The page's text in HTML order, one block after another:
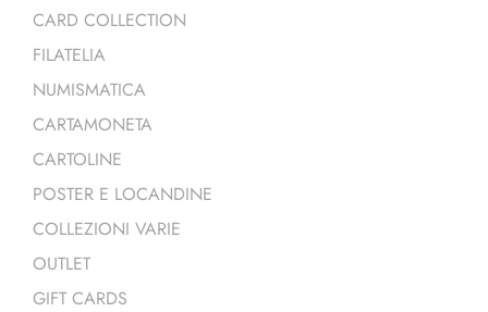
CARD COLLECTION
FILATELIA
NUMISMATICA
CARTAMONETA
CARTOLINE
POSTER E LOCANDINE
COLLEZIONI VARIE
OUTLET
GIFT CARDS